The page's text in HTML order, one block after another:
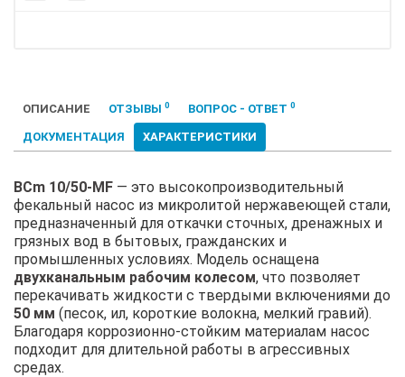
ОПИСАНИЕ ОТЗЫВЫ 0 ВОПРОС - ОТВЕТ 0
ДОКУМЕНТАЦИЯ ХАРАКТЕРИСТИКИ
BCm 10/50-MF — это высокопроизводительный
фекальный насос из микролитой нержавеющей стали,
предназначенный для откачки сточных, дренажных и
грязных вод в бытовых, гражданских и
промышленных условиях. Модель оснащена
двухканальным рабочим колесом, что позволяет
перекачивать жидкости с твердыми включениями до
50 мм (песок, ил, короткие волокна, мелкий гравий).
Благодаря коррозионно-стойким материалам насос
подходит для длительной работы в агрессивных
средах.